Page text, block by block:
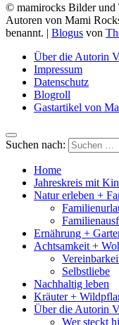
© mamirocks Bilder und
Autoren von Mami
benannt. | Blogus von
Über die Autorin
Impressum
Datenschutz
Blogroll
Gastartikel von
Suchen nach:
Home
Jahreskreis mit
Natur erleben +
Ernährung +
Achtsamkeit +
Selbstliebe
Nachhaltig leben
Kräuter +
Über die Autorin
Wer steckt